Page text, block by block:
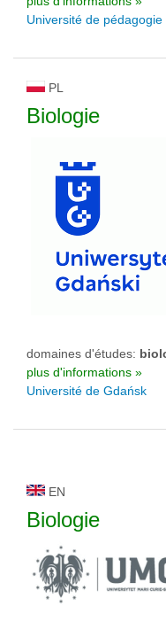
Université de
PL
Biologie
domaines d'études:
plus d'informations »
Université de Gdańsk
EN
Biologie